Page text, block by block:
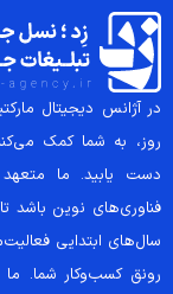
در آژانس دیجیتال
روز، به شما کمک
دست یابید. ما
فناوری‌های نوین باشد
سال‌های ابتدایی
رونق کسب‌وکار شما. ما